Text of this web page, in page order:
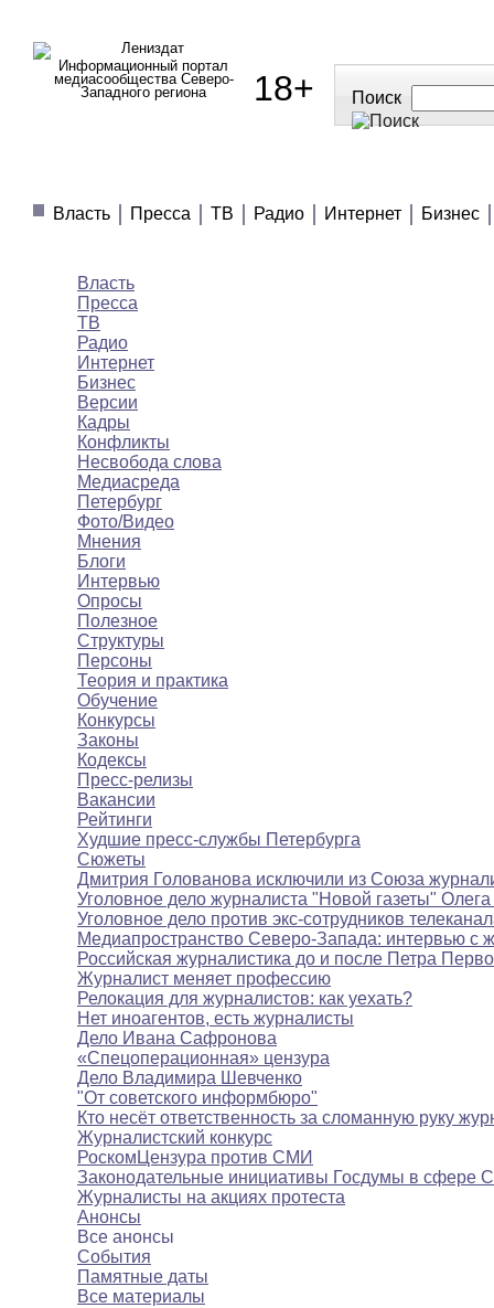
Информационный портал
медиасообщества Северо-
Западного региона
18+ Поиск
Власть
Пресса ТВ Радио Интернет Бизнес
Власть
Пресса
ТВ
Радио
Интернет
Бизнес
Версии
Кадры
Конфликты
Несвобода слова
Медиасреда
Петербург
Фото/Видео
Мнения
Блоги
Интервью
Опросы
Полезное
Структуры
Персоны
Теория и практика
Обучение
Конкурсы
Законы
Кодексы
Пресс-релизы
Вакансии
Рейтинги
Худшие пресс-службы Петербурга
Сюжеты
Дмитрия Голованова исключили из Союза
Уголовное дело журналиста "Новой газеты"
Уголовное дело против экс-сотрудников
Медиапространство Северо-Запада: интервью с
Российская журналистика до и после Петра
Журналист меняет профессию
Релокация для журналистов: как уехать?
Нет иноагентов, есть журналисты
Дело Ивана Сафронова
«Спецоперационная» цензура
Дело Владимира Шевченко
"От советского информбюро"
Кто несёт ответственность за сломанную руку
Журналистский конкурс
РоскомЦензура против СМИ
Законодательные инициативы Госдумы в сфере
Журналисты на акциях протеста
Анонсы
Все анонсы
События
Памятные даты
Все материалы